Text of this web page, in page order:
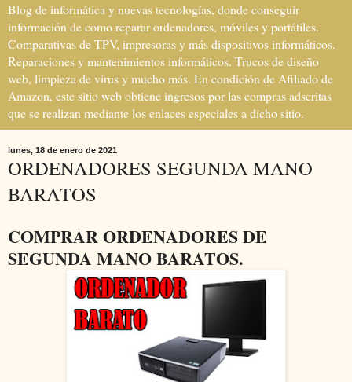
Blog de informática y nuevas tecnologías, donde conseguir
información de como reparar ordenadores, móviles y portátiles.
Comparativas de TPV, impresoras y más dispositivos informáticos.
Reparaciones y mantenimientos informáticos. Trucos de diseño
web, limpieza de virus y mucho más. En condición de Afiliado de
Amazon, este sitio web obtiene ingresos por las compras adscritas
que se realizan mediante los enlaces especiales a dicho sitio.
lunes, 18 de enero de 2021
ORDENADORES SEGUNDA MANO
BARATOS
COMPRAR ORDENADORES DE
SEGUNDA MANO BARATOS.